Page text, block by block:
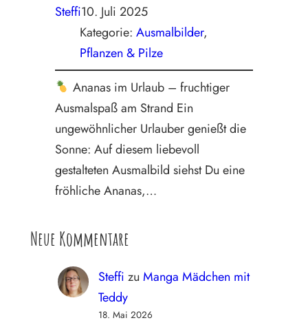
Steffi10. Juli 2025
Kategorie: Ausmalbilder
Pflanzen & Pilze
Ananas im Urlaub – fruchtiger
Ausmalspaß am Strand Ein
ungewöhnlicher Urlauber genießt die
Sonne: Auf diesem liebevoll
gestalteten Ausmalbild siehst Du eine
fröhliche Ananas,…
Neue Kommentare
Steffi zu Manga Mädchen mit
Teddy
18. Mai 2026